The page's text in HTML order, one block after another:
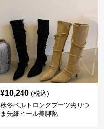
¥10,240 (税込)
秋冬ベルトロングブーツ尖りつ
ま先細ヒール美脚靴